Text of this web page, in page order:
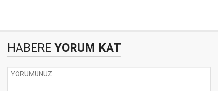
HABERE YORUM KAT